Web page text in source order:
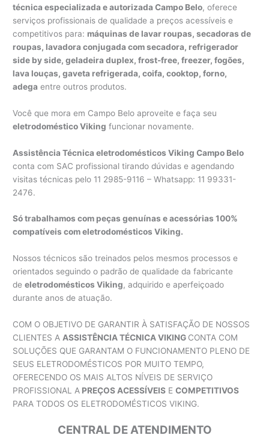
técnica especializada e autorizada Campo Belo, oferece
serviços profissionais de qualidade a preços acessíveis e
competitivos para: máquinas de lavar roupas, secadoras de
roupas, lavadora conjugada com secadora, refrigerador
side by side, geladeira duplex, frost-free, freezer, fogões,
lava louças, gaveta refrigerada, coifa, cooktop, forno,
adega entre outros produtos.
Você que mora em Campo Belo aproveite e faça seu
eletrodoméstico Viking funcionar novamente.
Assistência Técnica eletrodomésticos Viking Campo Belo
conta com SAC profissional tirando dúvidas e agendando
visitas técnicas pelo 11 2985-9116 – Whatsapp: 11 99331-
2476.
Só trabalhamos com peças genuínas e acessórias 100%
compatíveis com eletrodomésticos Viking.
Nossos técnicos são treinados pelos mesmos processos e
orientados seguindo o padrão de qualidade da fabricante
deeletrodomésticos Viking, adquirido e aperfeiçoado
durante anos de atuação.
COM O OBJETIVO DE GARANTIR À SATISFAÇÃO DE NOSSOS
CLIENTES A ASSISTÊNCIA TÉCNICA VIKING CONTA COM
SOLUÇÕES QUE GARANTAM O FUNCIONAMENTO PLENO DE
SEUS ELETRODOMÉSTICOS POR MUITO TEMPO,
OFERECENDO OS MAIS ALTOS NÍVEIS DE SERVIÇO
PROFISSIONAL A PREÇOS ACESSÍVEIS ECOMPETITIVOS
PARA TODOS OS ELETRODOMÉSTICOS VIKING.
CENTRAL DE ATENDIMENTO